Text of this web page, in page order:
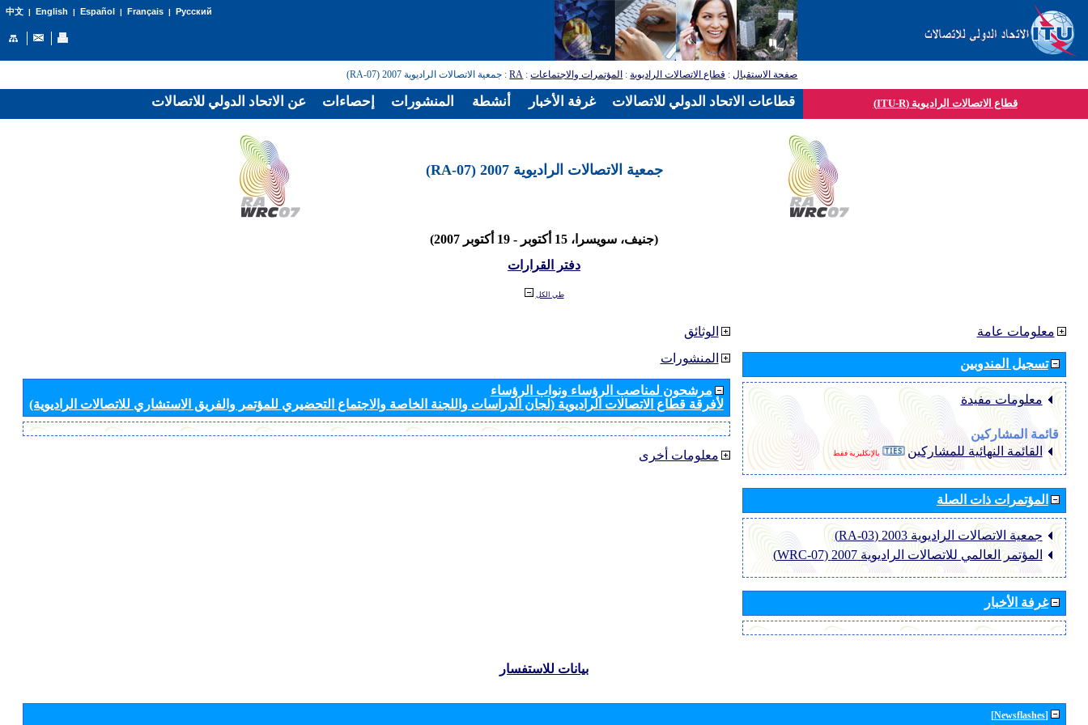
中文| English | Español | Français| Русский
صفحة الاستقبال: قطاع الاتصالات الراديوية: المؤتمرات والاجتماعات:
RA: جمعية الاتصالات الراديوية 2007 (RA-07)
قطاع الاتصالات الراديوية (ITU-R)
جمعية الاتصالات الراديوية 2007 (RA-07)
(جنيف، سويسرا، 15 أكتوبر - 19 أكتوبر 2007)
دفتر القرارات
طي الكل
الوثائق
المنشورات
مرشحون لمناصب الرؤساء ونواب الرؤساء
لأفرقة قطاع الاتصالات الراديوية (لجان الدراسات واللجنة الخاصة والاجتماع التحضيري للمؤتمر والفريق الاستشاري للاتصالات الراديوية)
معلومات أخرى
معلومات عامة
تسجيل المندوبين
معلومات مفيدة
قائمة المشاركين
القائمة النهائية للمشاركين
بالإنكليزية فقط
المؤتمرات ذات الصلة
جمعية الاتصالات الراديوية 2003 (RA-03)
المؤتمر العالمي للاتصالات الراديوية 2007 (WRC-07)
غرفة الأخبار
بيانات للاستفسار
[Newsflashes]
عن الاتحاد الدولي للاتصالات إحصاءات المنشورات أنشطة غرفة الأخبار قطاعات الاتحاد الدولي للاتصالات